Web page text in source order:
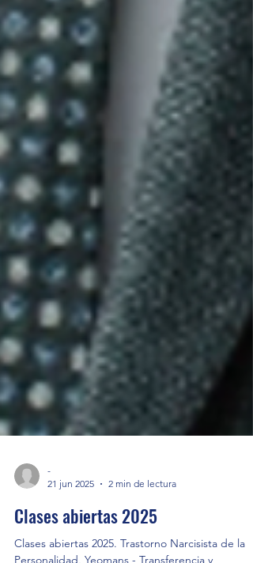
21 jun 2025
2 min de lectura
Clases abiertas 2025